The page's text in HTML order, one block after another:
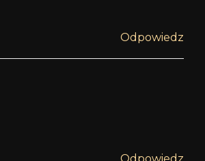
Odpowiedz